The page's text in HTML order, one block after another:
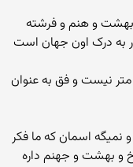
بهشت و هنم و فرشته
به درک اون جهان است
نیست و فق به عنوان
و نمیگه اسمان که ما فکر
و بهشت و جهنم داره